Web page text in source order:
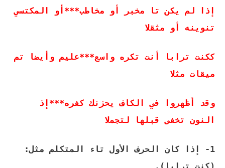
إذا لم يكن تا مخبر أو مخاطب***أو المكتسي
تنوينه أو مثقلا
ككنت ترابا أنت تكره واسع***عليم وأيضا تم
ميقات مثلا
وقد أظهروا في الكاف يحزنك كفره***إذ
النون تخفى قبلها لتجملا
1- إذا كان الحرف الأول تاء المتكلم مثل:
(كنت ترابا).